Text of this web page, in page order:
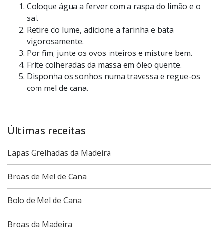
Coloque água a ferver com a raspa do limão e o
sal.
Retire do lume, adicione a farinha e bata
vigorosamente.
Por fim, junte os ovos inteiros e misture bem.
Frite colheradas da massa em óleo quente.
Disponha os sonhos numa travessa e regue-os
com mel de cana.
Últimas receitas
Lapas Grelhadas da Madeira
Broas de Mel de Cana
Bolo de Mel de Cana
Broas da Madeira